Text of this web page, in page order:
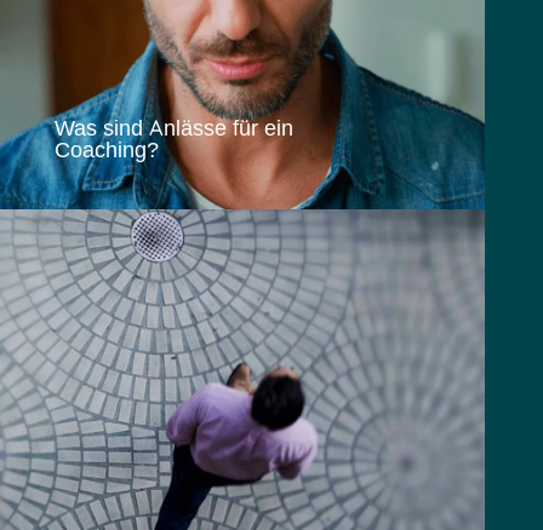
Was sind Anlässe für ein
Coaching?